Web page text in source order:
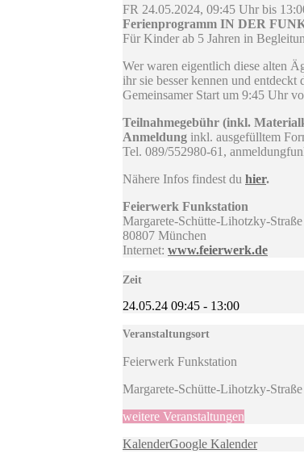
FR 24.05.2024, 09:45 Uhr bis
Ferienprogramm IN DER
Für Kinder ab 5 Jahren in
Wer waren eigentlich diese alten
ihr sie besser kennen und
Gemeinsamer Start um 9:45 Uhr
Teilnahmegebühr (inkl.
Anmeldung inkl. ausgefülltem
Tel. 089/552980-61,
Nähere Infos findest du hier.
Feierwerk Funkstation
Margarete-Schütte-Lihotzky-
80807 München
Internet: www.feierwerk.de
Zeit
24.05.24 09:45 - 13:00
Veranstaltungsort
Feierwerk Funkstation
Margarete-Schütte-Lihotzky-
weitere Veranstaltungen
KalenderGoogle Kalender